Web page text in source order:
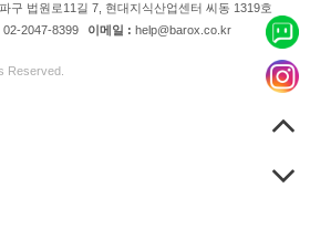
구 법원로11길 7, 현대지식산업센터 씨동 1319호
02-2047-8399 이메일 : help@barox.co.kr
Reserved.